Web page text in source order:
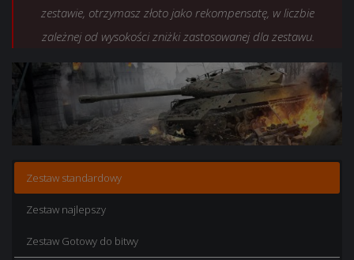
Cena:342,21 zł.
Cena:588,24 zł.
zestawie, otrzymasz złoto jako rekompensatę, w liczbie
zależnej od wysokości zniżki zastosowanej dla zestawu.
Zestaw standardowy
Zestaw najlepszy
Zestaw Gotowy do bitwy